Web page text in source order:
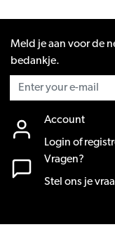
Meld je aan voor de
bedankje.
Account
Login of
Vragen?
Stel ons je